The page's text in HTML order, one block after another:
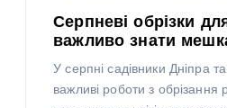
Серпневі обрізки
важливо знати
У серпні садівники Дніпра
важливі роботи з обрізання